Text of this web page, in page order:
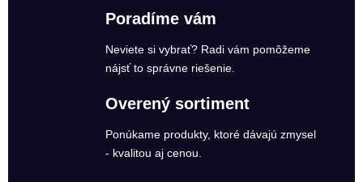
Poradíme vám
Neviete si vybrať? Radi vám pomôžeme
nájsť to správne riešenie.
Overený sortiment
Ponúkame produkty, ktoré dávajú zmysel
- kvalitou aj cenou.